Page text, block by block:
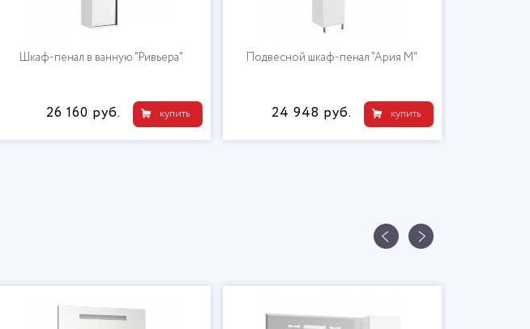
Шкаф-пенал в ванную "Ривьера"
купить
26 160 руб.
Подвесной шкаф-пенал "Ария М"
купить
24 948 руб.